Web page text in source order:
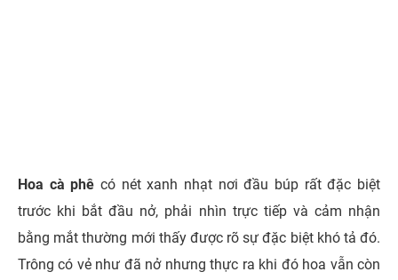
Hoa cà phê có nét xanh nhạt nơi đầu búp rất đặc biệt
trước khi bắt đầu nở, phải nhìn trực tiếp và cảm nhận
bằng mắt thường mới thấy được rõ sự đặc biệt khó tả đó.
Trông có vẻ như đã nở nhưng thực ra khi đó hoa vẫn còn